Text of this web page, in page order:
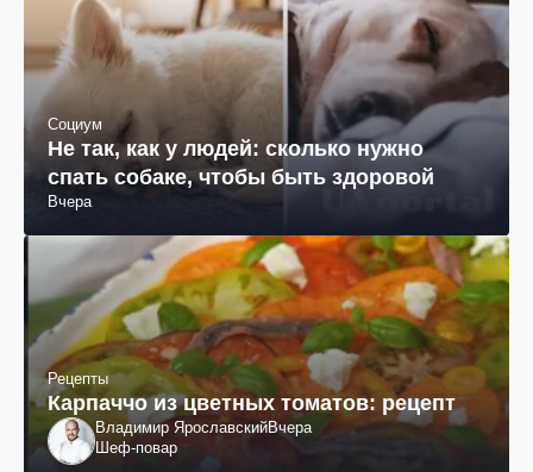
Социум
Не так, как у людей: сколько нужно
спать собаке, чтобы быть здоровой
Вчера
Рецепты
Карпаччо из цветных томатов: рецепт
Владимир ЯрославскийВчера
Шеф-повар